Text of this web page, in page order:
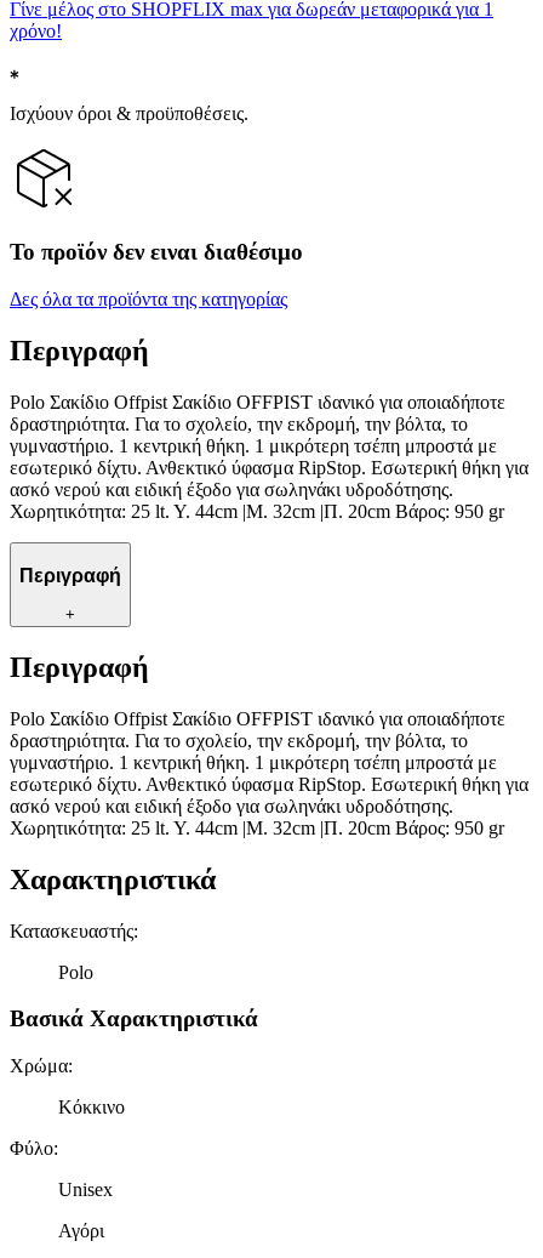
Γίνε μέλος στο SHOPFLIX max για δωρεάν μεταφορικά για 1
χρόνο!
Ισχύουν όροι & προϋποθέσεις.
Το προϊόν δεν ειναι διαθέσιμο
Δες όλα τα προϊόντα της κατηγορίας
Περιγραφή
Polo Σακίδιο Offpist Σακίδιο OFFPIST ιδανικό για οποιαδήποτε
δραστηριότητα. Για το σχολείο, την εκδρομή, την βόλτα, το
γυμναστήριο. 1 κεντρική θήκη. 1 μικρότερη τσέπη μπροστά με
εσωτερικό δίχτυ. Ανθεκτικό ύφασμα RipStop. Εσωτερική θήκη για
ασκό νερού και ειδική έξοδο για σωληνάκι υδροδότησης.
Χωρητικότητα: 25 lt. Y. 44cm |Μ. 32cm |Π. 20cm Βάρος: 950 gr
Περιγραφή
+
Περιγραφή
Polo Σακίδιο Offpist Σακίδιο OFFPIST ιδανικό για οποιαδήποτε
δραστηριότητα. Για το σχολείο, την εκδρομή, την βόλτα, το
γυμναστήριο. 1 κεντρική θήκη. 1 μικρότερη τσέπη μπροστά με
εσωτερικό δίχτυ. Ανθεκτικό ύφασμα RipStop. Εσωτερική θήκη για
ασκό νερού και ειδική έξοδο για σωληνάκι υδροδότησης.
Χωρητικότητα: 25 lt. Y. 44cm |Μ. 32cm |Π. 20cm Βάρος: 950 gr
Χαρακτηριστικά
Κατασκευαστής:
Polo
Βασικά Χαρακτηριστικά
Χρώμα:
Κόκκινο
Φύλο:
Unisex
Αγόρι